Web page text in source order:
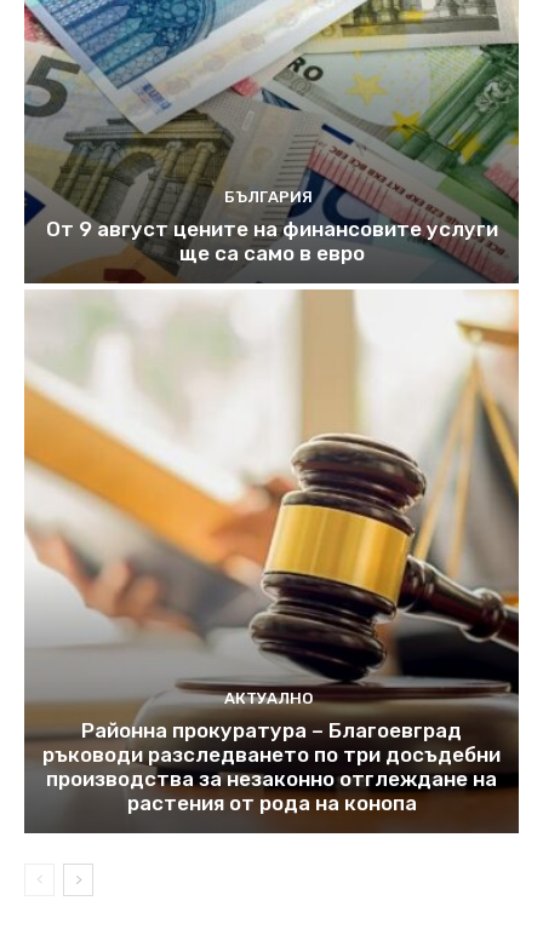
БЪЛГАРИЯ
От 9 август цените на финансовите услуги
ще са само в евро
АКТУАЛНО
Районна прокуратура – Благоевград
ръководи разследването по три досъдебни
производства за незаконно отглеждане на
растения от рода на конопа